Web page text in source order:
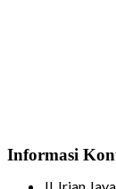
Informasi